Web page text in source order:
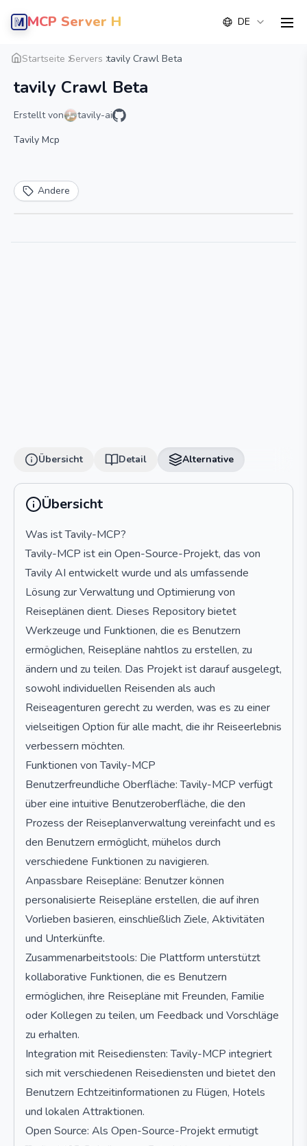
MCP Server Hub DE
Startseite Servers tavily Crawl Beta
tavily Crawl Beta
Erstellt von
tavily-ai
Tavily Mcp
Andere
Übersicht Detail
Übersicht Detail Alternative
Übersicht
Was ist Tavily-MCP?
Tavily-MCP ist ein Open-Source-Projekt, das von
Tavily AI entwickelt wurde und als umfassende
Lösung zur Verwaltung und Optimierung von
Reiseplänen dient. Dieses Repository bietet
Werkzeuge und Funktionen, die es Benutzern
ermöglichen, Reisepläne nahtlos zu erstellen, zu
ändern und zu teilen. Das Projekt ist darauf ausgelegt,
sowohl individuellen Reisenden als auch
Reiseagenturen gerecht zu werden, was es zu einer
vielseitigen Option für alle macht, die ihr Reiseerlebnis
verbessern möchten.
Funktionen von Tavily-MCP
Benutzerfreundliche Oberfläche: Tavily-MCP verfügt
über eine intuitive Benutzeroberfläche, die den
Prozess der Reiseplanverwaltung vereinfacht und es
den Benutzern ermöglicht, mühelos durch
verschiedene Funktionen zu navigieren.
Anpassbare Reisepläne: Benutzer können
personalisierte Reisepläne erstellen, die auf ihren
Vorlieben basieren, einschließlich Ziele, Aktivitäten
und Unterkünfte.
Zusammenarbeitstools: Die Plattform unterstützt
kollaborative Funktionen, die es Benutzern
ermöglichen, ihre Reisepläne mit Freunden, Familie
oder Kollegen zu teilen, um Feedback und Vorschläge
zu erhalten.
Integration mit Reisediensten: Tavily-MCP integriert
sich mit verschiedenen Reisediensten und bietet den
Benutzern Echtzeitinformationen zu Flügen, Hotels
und lokalen Attraktionen.
Open Source: Als Open-Source-Projekt ermutigt